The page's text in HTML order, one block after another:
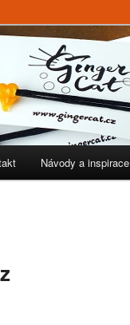
Návody a inspirace